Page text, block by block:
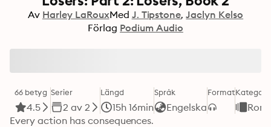
Av Harley LaRouxMed J. Tipstone Jaclyn Kelso
Förlag Podium Audio
66 betyg
4.5
Serier
2 av 2
Längd
15h 16min
Språk
Engelska
FormatKategori
Every action has consequences.